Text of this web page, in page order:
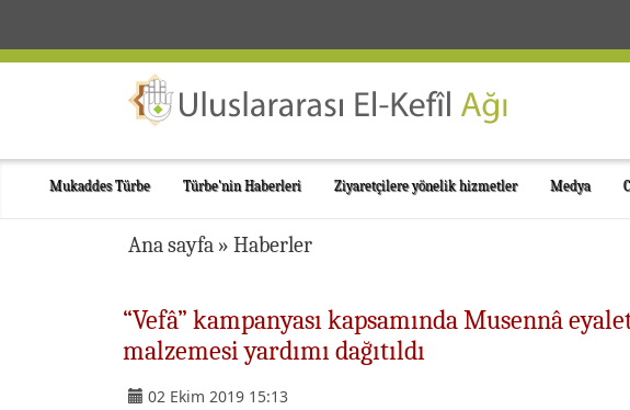
Mukaddes Türbe Türbe'nin Haberleri Ziyaretçilere yönelik hizmetler Medya
Ana sayfa » Haberler
“Vefâ” kampanyası kapsamında Musennâ
malzemesi yardımı dağıtıldı
02 Ekim 2019 15:13